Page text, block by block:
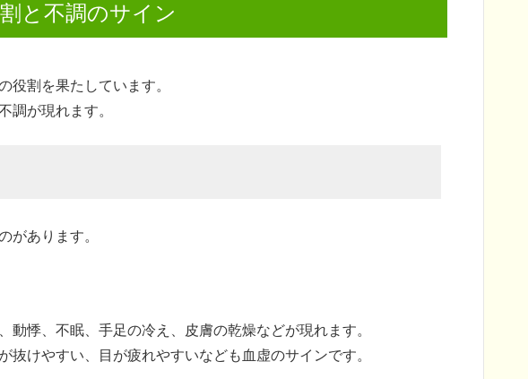
と不調のサイン
役割を果たしています。
調が現れます。
があります。
悸、不眠、手足の冷え、皮膚の乾燥などが現れます。
けやすい、目が疲れやすいなども血虚のサインです。